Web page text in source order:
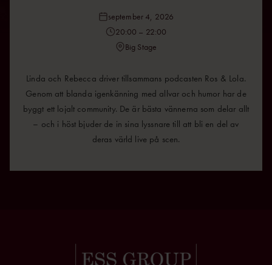
september 4, 2026
20:00 – 22:00
Big Stage
Linda och Rebecca driver tillsammans podcasten Ros & Lola.
Genom att blanda igenkänning med allvar och humor har de
byggt ett lojalt community. De är bästa vännerna som delar allt
– och i höst bjuder de in sina lyssnare till att bli en del av
deras värld live på scen.